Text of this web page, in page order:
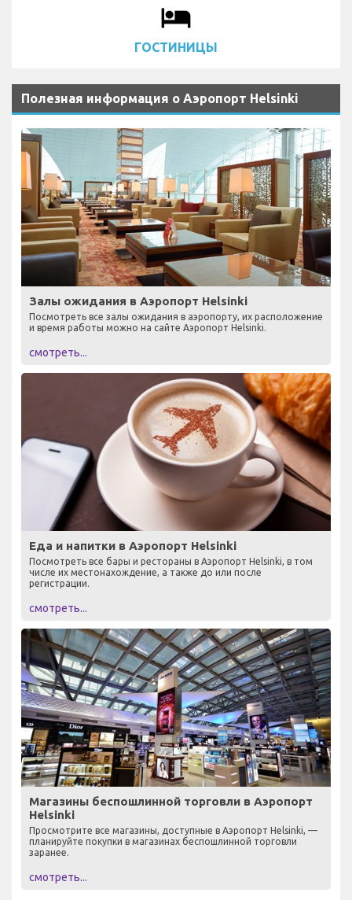
local_hotel
ГОСТИНИЦЫ
Полезная информация о Аэропорт Helsinki
Залы ожидания в Аэропорт Helsinki
Посмотреть все залы ожидания в аэропорту, их расположение
и время работы можно на сайте Аэропорт Helsinki.
смотреть...
Еда и напитки в Аэропорт Helsinki
Посмотреть все бары и рестораны в Аэропорт Helsinki, в том
числе их местонахождение, а также до или после
регистрации.
смотреть...
Магазины беспошлинной торговли в Аэропорт
Helsinki
Просмотрите все магазины, доступные в Аэропорт Helsinki, —
планируйте покупки в магазинах беспошлинной торговли
заранее.
смотреть...